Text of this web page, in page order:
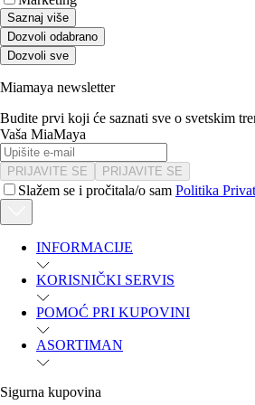
Saznaj više
Dozvoli odabrano
Dozvoli sve
Miamaya newsletter
Budite prvi koji će saznati sve o svetskim
Vaša MiaMaya
PRIJAVITE SE PRIJAVITE SE
Slažem se i pročitala/o sam Politika
INFORMACIJE
KORISNIČKI SERVIS
POMOĆ PRI KUPOVINI
ASORTIMAN
Sigurna kupovina